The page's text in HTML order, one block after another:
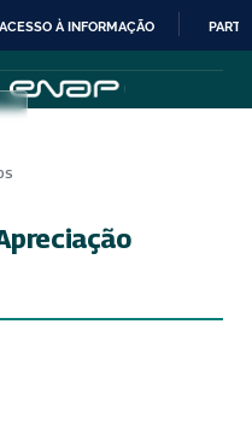
ACESSO À INFORMAÇÃO